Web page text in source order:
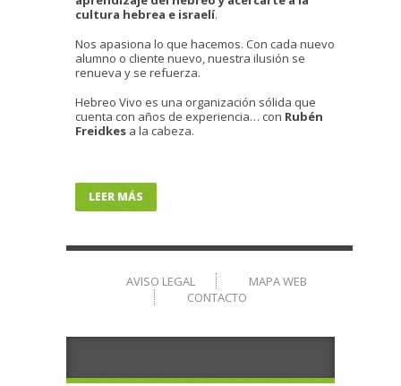
cultura hebrea e israelí.
Nos apasiona lo que hacemos. Con cada nuevo
alumno o cliente nuevo, nuestra ilusión se
renueva y se refuerza.
Hebreo Vivo es una organización sólida que
cuenta con años de experiencia… con Rubén
Freidkes a la cabeza.
LEER MÁS
AVISO LEGAL
MAPA WEB
CONTACTO